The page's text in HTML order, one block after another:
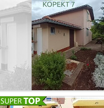
(40 кв.м. на этаж).